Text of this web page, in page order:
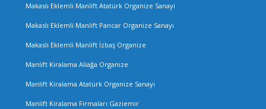
Makaslı Eklemli Manlift Atatürk Organize Sanayi
Makaslı Eklemli Manlift Pancar Organize Sanayi
Makaslı Eklemli Manlift İzbaş Organize
Manlift Kiralama Aliağa Organize
Manlift Kiralama Atatürk Organize Sanayi
Manlift Kiralama Firmaları Gaziemir